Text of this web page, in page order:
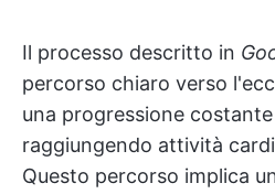
Il processo descritto in
percorso chiaro verso
una progressione
raggiungendo attività
Questo percorso implica